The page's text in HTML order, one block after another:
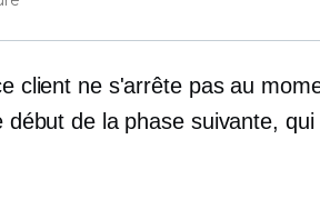
client ne s'arrête pas au
début de la phase suivante,